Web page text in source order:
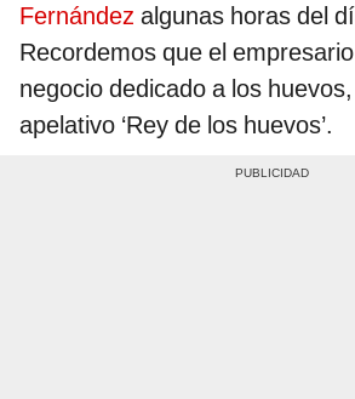
Fernández algunas horas del
Recordemos que el
negocio dedicado a los
apelativo ‘Rey de los huevos’.